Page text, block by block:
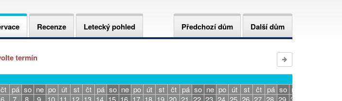
Předchozí dům Další dům
Recenze Letecký pohled
termín
čt pá so ne po út st čt pá so ne po út st čt pá so ne po út st čt pá so ne